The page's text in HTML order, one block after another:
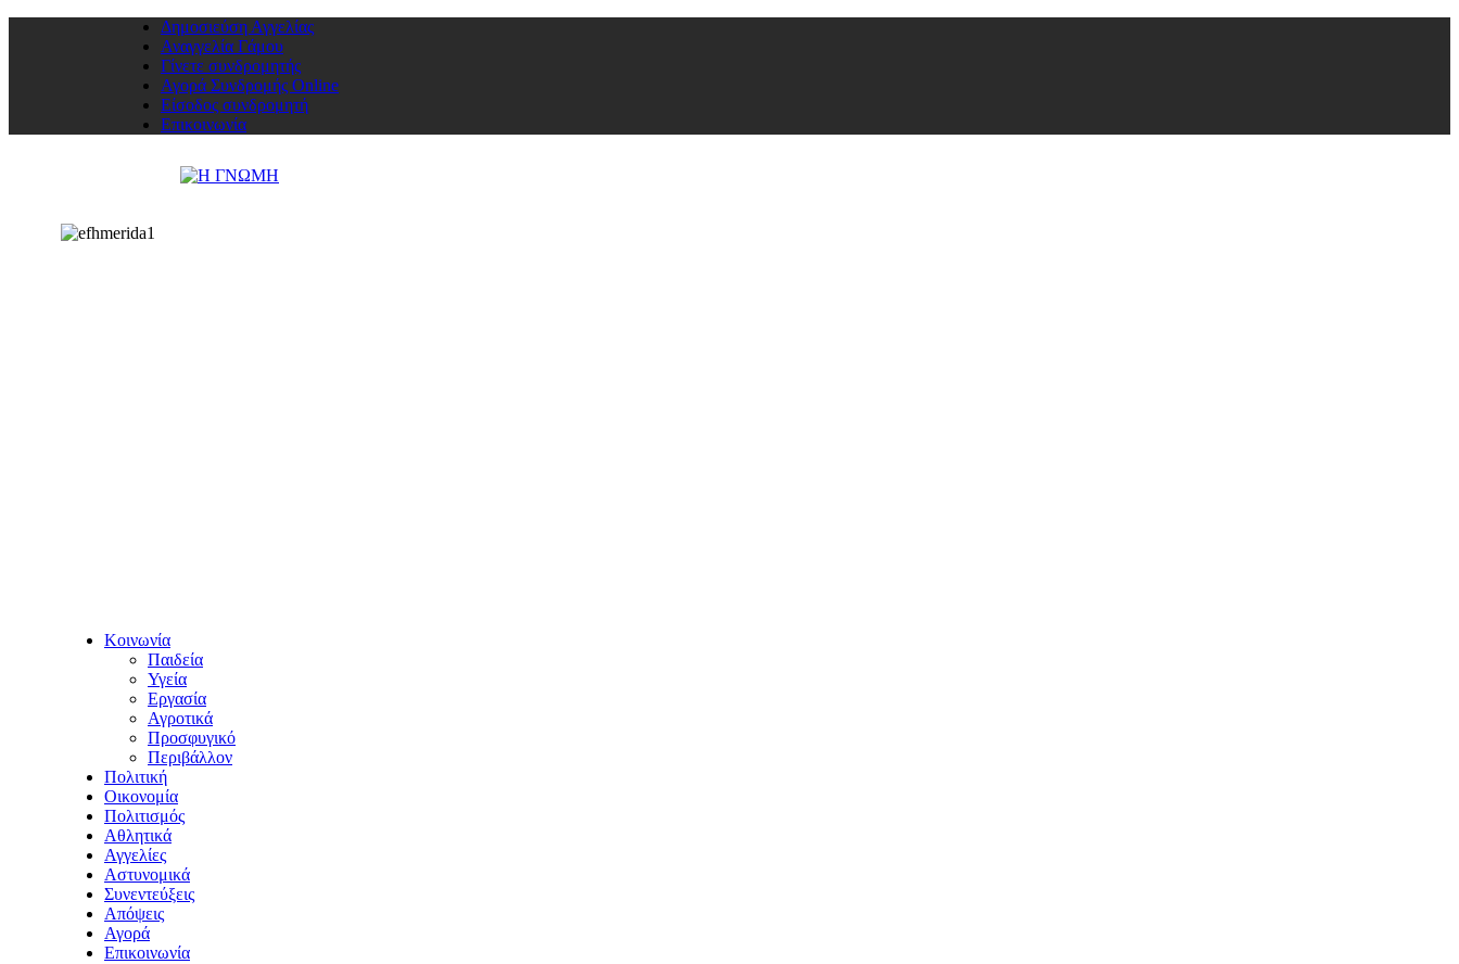
Δημοσιεύση Αγγελίας
Αναγγελία Γάμου
Γίνετε συνδρομητής
Αγορά Συνδρομής Online
Είσοδος συνδρομητή
Επικοινωνία
Κοινωνία
Παιδεία
Υγεία
Εργασία
Αγροτικά
Προσφυγικό
Περιβάλλον
Πολιτική
Οικονομία
Πολιτισμός
Αθλητικά
Αγγελίες
Αστυνομικά
Συνεντεύξεις
Απόψεις
Αγορά
Επικοινωνία